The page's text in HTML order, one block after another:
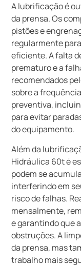
A lubrificação é
da prensa. Os
pistões e
regularmente
eficiente. A falta
prematuro e a
recomendados
sobre a
preventiva,
para evitar
do equipamento.
Além da
Hidráulica 60t é
podem se
interferindo em
risco de falhas.
mensalmente,
e garantindo que
obstruções. A
da prensa, mas
trabalho mais